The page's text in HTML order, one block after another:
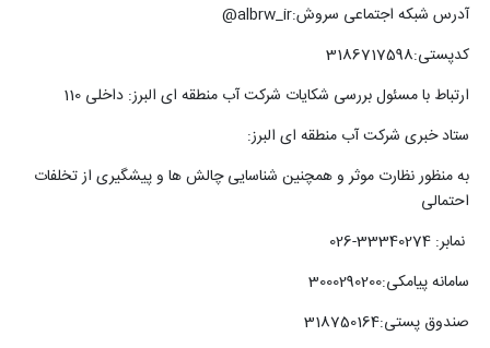
آدرس شبکه اجتماعی سروش:albrw_ir@
کدپستی:3186717598
ارتباط با مسئول بررسی شکایات شرکت آب منطقه ای البرز: داخلی 110
ستاد خبری شرکت آب منطقه ای البرز:
به منظور نظارت موثر و همچنین شناسایی چالش ها و پیشگیری از تخلفات
احتمالی
نمابر: 33340274-026
سامانه پیامکی:3000290200
صندوق پستی:318750164